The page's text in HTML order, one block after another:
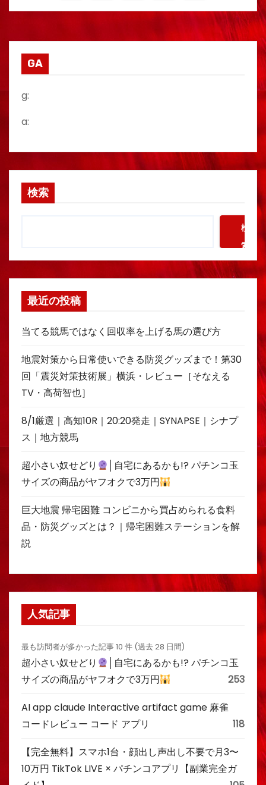
稿
の
GA
g:
a:
検索
検
索
最近の投稿
当てる競馬ではなく回収率を上げる馬の選び方
地震対策から日常使いできる防災グッズまで！第30
回「震災対策技術展」横浜・レビュー［そなえる
TV・高荷智也］
8/1厳選｜高知10R｜20:20発走｜SYNAPSE｜シナプ
ス｜地方競馬
超小さい奴せどり
│自宅にあるかも!? パチンコ玉
サイズの商品がヤフオクで3万円
巨大地震 帰宅困難 コンビニから買占められる食料
品・防災グッズとは？｜帰宅困難ステーションを解
説
人気記事
最も訪問者が多かった記事 10 件 (過去 28 日間)
超小さい奴せどり
│自宅にあるかも!? パチンコ玉
サイズの商品がヤフオクで3万円
253
AI app claude Interactive artifact game 麻雀
コードレビュー コード アプリ
118
【完全無料】スマホ1台・顔出し声出し不要で月3〜
10万円 TikTok LIVE × パチンコアプリ【副業完全ガ